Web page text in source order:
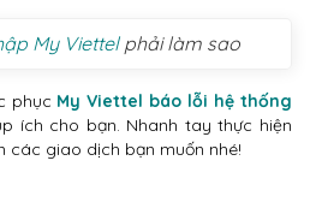
My Viettelphải làm sao
phục My Viettel báo lỗi hệ thống
ích cho bạn. Nhanh tay thực hiện
các giao dịch bạn muốn nhé!